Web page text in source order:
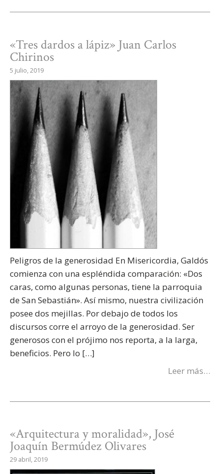
«Tres dardos a lápiz» Juan Carlos
Chirinos
5 julio, 2019
Peligros de la generosidad En Misericordia, Galdós
comienza con una espléndida comparación: «Dos
caras, como algunas personas, tiene la parroquia
de San Sebastián». Así mismo, nuestra civilización
posee dos mejillas. Por debajo de todos los
discursos corre el arroyo de la generosidad. Ser
generosos con el prójimo nos reporta, a la larga,
beneficios. Pero lo […]
Leer más…
«Arquitectura y moralidad», José
Joaquín Bermúdez Olivares
29 abril, 2019